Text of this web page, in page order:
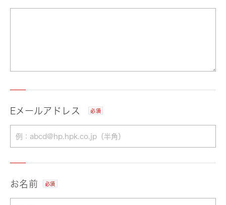
Eメールアドレス 必須
お名前 必須